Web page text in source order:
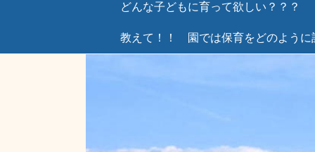
どんな子どもに育って欲しい？？？
教えて！！ 園では保育をどのように